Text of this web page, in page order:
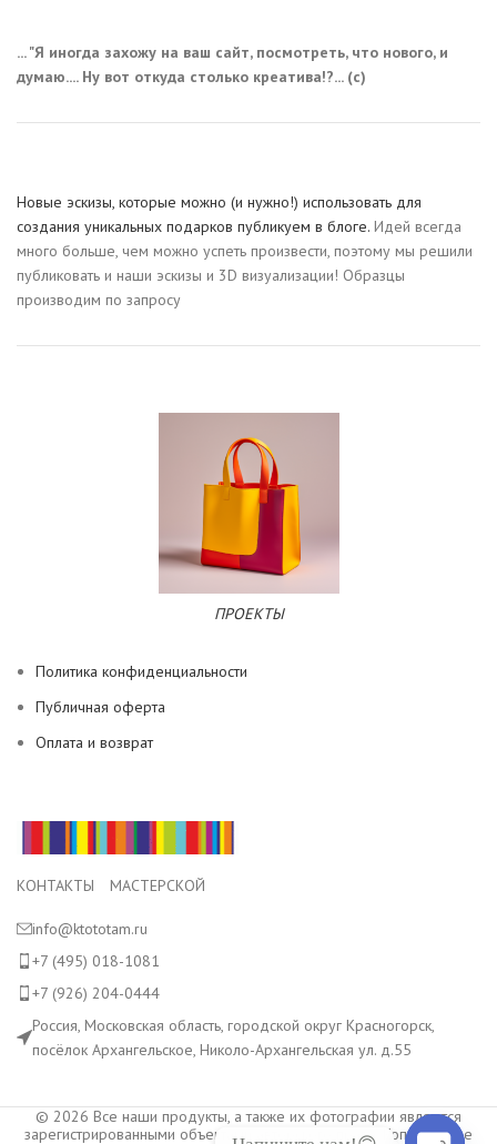
... "Я иногда захожу на ваш сайт, посмотреть, что нового, и
думаю.... Ну вот откуда столько креатива!?... (с)
Новые эскизы, которые можно (и нужно!) использовать для
создания уникальных подарков публикуем в блоге. Идей всегда
много больше, чем можно успеть произвести, поэтому мы решили
публиковать и наши эскизы и 3D визуализации! Образцы
производим по запросу
ПРОЕКТЫ
Политика конфиденциальности
Публичная оферта
Оплата и возврат
КОНТАКТЫ МАСТЕРСКОЙ
info@ktototam.ru
+7 (495) 018-1081
+7 (926) 204-0444
Россия, Московская область, городской округ Красногорск,
посёлок Архангельское, Николо-Архангельская ул. д.55
© 2026 Все наши продукты, а также их фотографии являются
зарегистрированными объектами авторского права. Копирование